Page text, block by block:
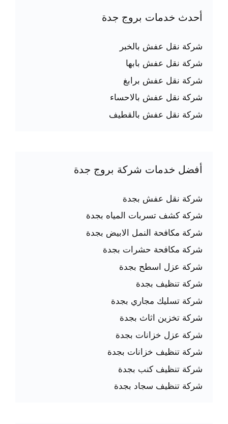
أحدث خدمات بروج جدة
شركة نقل عفش بالخبر
شركة نقل عفش بابها
شركة نقل عفش برابغ
شركة نقل عفش بالاحساء
شركة نقل عفش بالقطيف
أفضل خدمات شركة بروج جدة
شركة نقل عفش بجدة
شركة كشف تسربات المياه بجدة
شركة مكافحة النمل الابيض بجدة
شركة مكافحة حشرات بجدة
شركة عزل اسطح بجدة
شركة تنظيف بجدة
شركة تسليك مجاري بجدة
شركة تخزين اثاث بجدة
شركة عزل خزانات بجدة
شركة تنظيف خزانات بجدة
شركة تنظيف كنب بجدة
شركة تنظيف سجاد بجدة